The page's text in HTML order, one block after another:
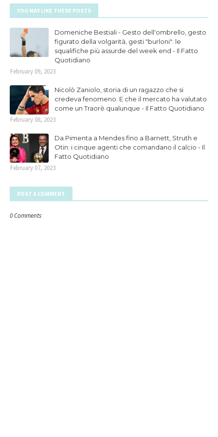
YOU MAY LIKE THESE POSTS
Domeniche Bestiali - Gesto dell'ombrello, gesto
figurato della volgarità, gesti "burloni": le
squalifiche più assurde del week end - Il Fatto
Quotidiano
February 09, 2023
Nicolò Zaniolo, storia di un ragazzo che si
credeva fenomeno. E che il mercato ha valutato
come un Traorè qualunque - Il Fatto Quotidiano
February 08, 2023
Da Pimenta a Mendes fino a Barnett, Struth e
Otin: i cinque agenti che comandano il calcio - Il
Fatto Quotidiano
February 07, 2023
POST A COMMENT
0 Comments